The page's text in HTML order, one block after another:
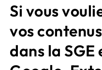
Si vous
vos
dans la